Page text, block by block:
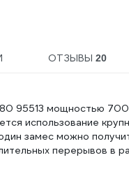
ОТЗЫВЫ 20
95513 мощностью 700
использование
замес можно
перерывов в